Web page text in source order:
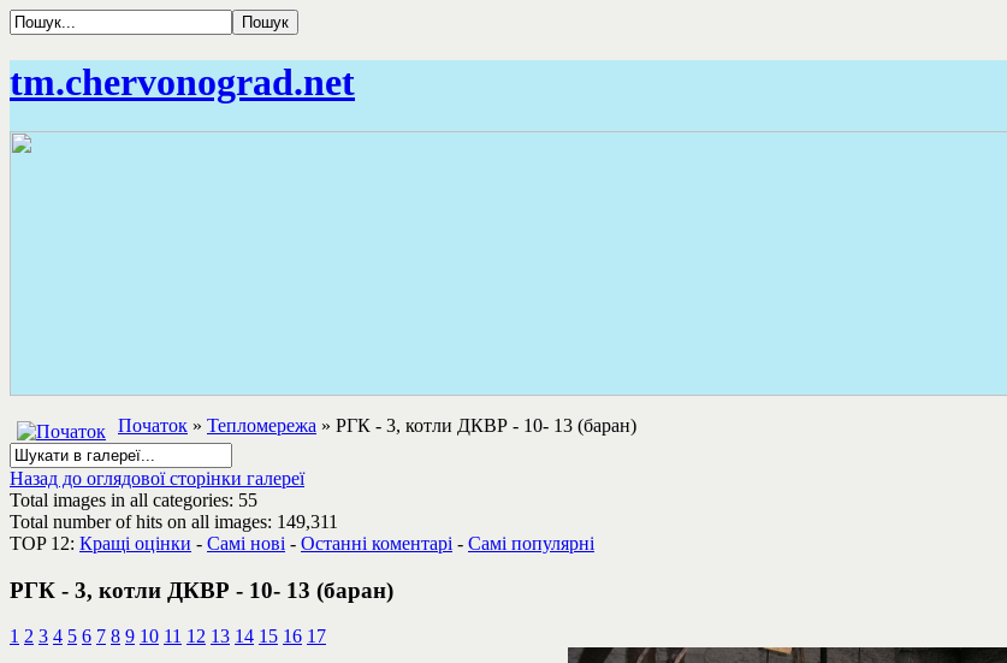
tm.chervonograd.net
Початок » Тепломережа » РГК - 3, котли ДКВР - 10- 13 (баран)
Назад до оглядової сторінки галереї
Total images in all categories: 55
Total number of hits on all images: 149,311
TOP 12: Кращі оцінки - Самі нові - Останні коментарі - Самі популярні
РГК - 3, котли ДКВР - 10- 13 (баран)
1 2 3 4 5 6 7 8 9 10 11 12 13 14 15 16 17